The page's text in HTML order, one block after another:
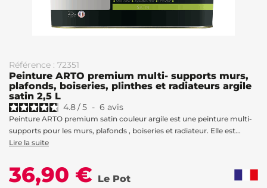
Référence : 72351
Peinture ARTO premium multi- supports murs,
plafonds, boiseries, plinthes et radiateurs argile
satin 2,5 L
4.8/5 - 6 avis
Peinture ARTO premium satin couleur argile est une peinture multi-
supports pour les murs, plafonds , boiseries et radiateur. Elle est...
Lire la suite
36,90 € Le Pot